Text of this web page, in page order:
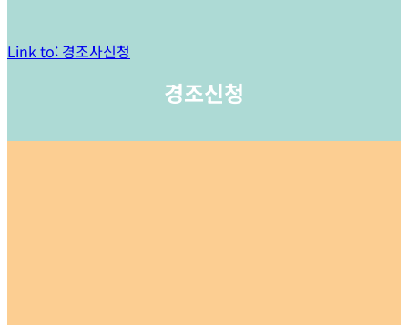
Link to: 경조사신청
경조신청